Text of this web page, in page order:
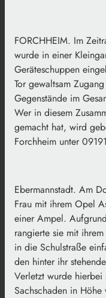
FORCHHEIM. Im
wurde in einer
Geräteschuppen
Tor gewaltsam
Gegenstände im
Wer in diesem
gemacht hat, wird
Forchheim unter
Ebermannstadt. Am
Frau mit ihrem Opel
einer Ampel.
rangierte sie mit
in die Schulstraße
den hinter ihr
Verletzt wurde
Sachschaden in